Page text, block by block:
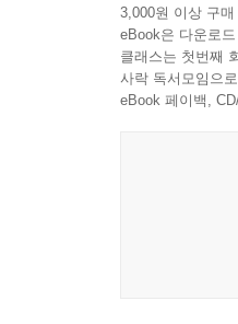
3,000원 이상 구
eBook은 다운로
클래스는 첫번째
사락 독서모임으
eBook 페이백,